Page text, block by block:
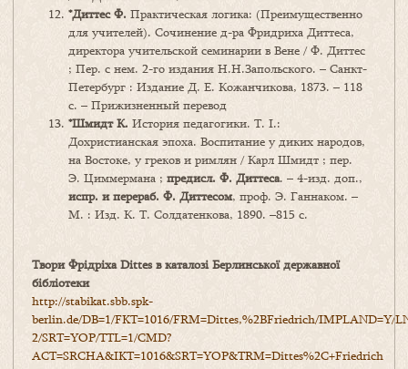
*Диттес Ф. Практическая логика: (Преимущественно
для учителей). Сочинение д-ра Фридриха Диттеса,
директора учительской семинарии в Вене / Ф. Диттес
; Пер. с нем. 2-го издания Н.Н.Запольского. – Санкт-
Петербург : Издание Д. Е. Кожанчикова, 1873. – 118
с. – Прижизненный перевод
*Шмидт К. История педагогики. Т. I.:
Дохристианская эпоха. Воспитание у диких народов,
на Востоке, у греков и римлян / Карл Шмидт ; пер.
Э. Циммермана ; предисл. Ф. Диттеса. – 4-изд. доп.,
испр. и перераб. Ф. Диттесом, проф. Э. Ганнаком. –
М. : Изд. К. Т. Солдатенкова, 1890. –815 с.
Твори Фрідріха Dittes в каталозі Берлинської державної
бібліотеки
http://stabikat.sbb.spk-
berlin.de/DB=1/FKT=1016/FRM=Dittes,%2BFriedrich/IMPLAND=Y/
2/SRT=YOP/TTL=1/CMD?
ACT=SRCHA&IKT=1016&SRT=YOP&TRM=Dittes%2C+Friedrich